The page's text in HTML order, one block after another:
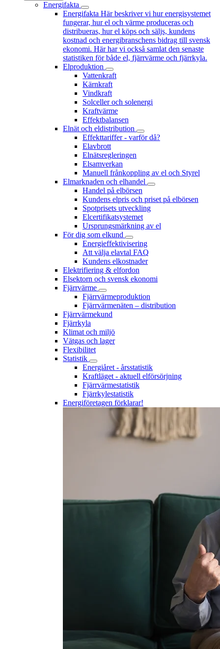
Energifakta
Energifakta Här beskriver vi hur energisystemet
fungerar, hur el och värme produceras och
distribueras, hur el köps och säljs, kundens
kostnad och energibranschens bidrag till svensk
ekonomi. Här har vi också samlat den senaste
statistiken för både el, fjärrvärme och fjärrkyla.
Elproduktion
Vattenkraft
Kärnkraft
Vindkraft
Solceller och solenergi
Kraftvärme
Effektbalansen
Elnät och eldistribution
Effekttariffer - varför då?
Elavbrott
Elnätsregleringen
Elsamverkan
Manuell frånkoppling av el och Styrel
Elmarknaden och elhandel
Handel på elbörsen
Kundens elpris och priset på elbörsen
Spotprisets utveckling
Elcertifikatsystemet
Ursprungsmärkning av el
För dig som elkund
Energieffektivisering
Att välja elavtal FAQ
Kundens elkostnader
Elektrifiering & elfordon
Elsektorn och svensk ekonomi
Fjärrvärme
Fjärrvärmeproduktion
Fjärrvärmenäten – distribution
Fjärrvärmekund
Fjärrkyla
Klimat och miljö
Vätgas och lager
Flexibilitet
Statistik
Energiåret - årsstatistik
Kraftläget - aktuell elförsörjning
Fjärrvärmestatistik
Fjärrkylestatistik
Energiföretagen förklarar!